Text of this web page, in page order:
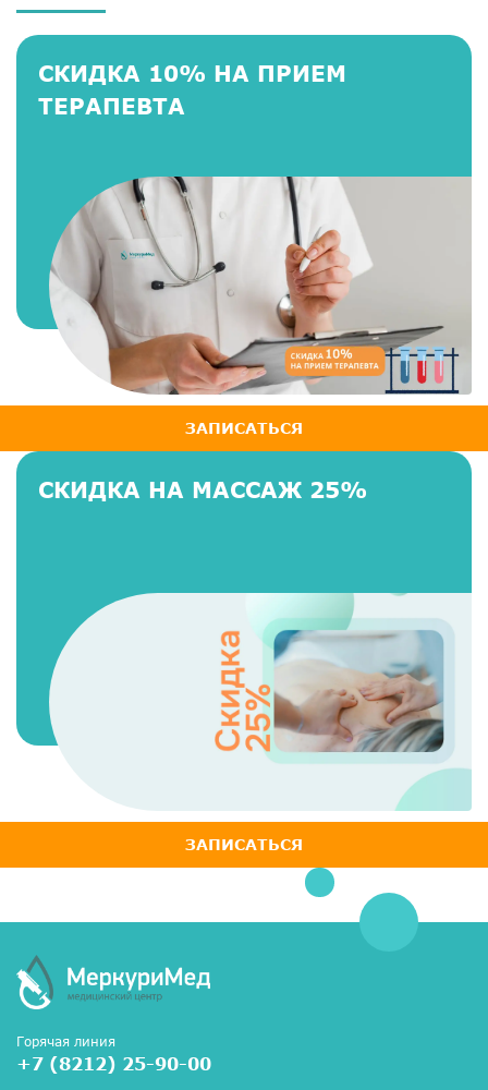
СКИДКА 10% НА ПРИЕМ
ТЕРАПЕВТА
ЗАПИСАТЬСЯ
СКИДКА НА МАССАЖ 25%
ЗАПИСАТЬСЯ
Горячая линия
+7 (8212) 25-90-00